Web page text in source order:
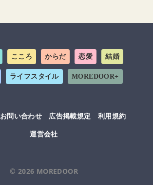
こころ からだ 恋愛 結婚
ライフスタイル MOREDOOR+
お問い合わせ 広告掲載規定
利用規約
運営会社
© 2026 MOREDOOR